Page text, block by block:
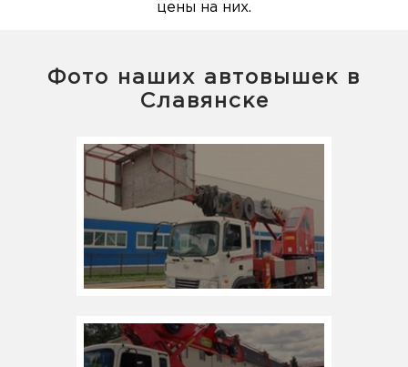
цены на них.
Фото наших автовышек в
Славянске